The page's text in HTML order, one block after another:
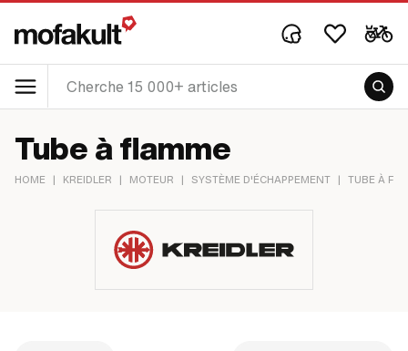
Tube à flamme
HOME | KREIDLER | MOTEUR | SYSTÈME D'ÉCHAPPEMENT | TUBE À